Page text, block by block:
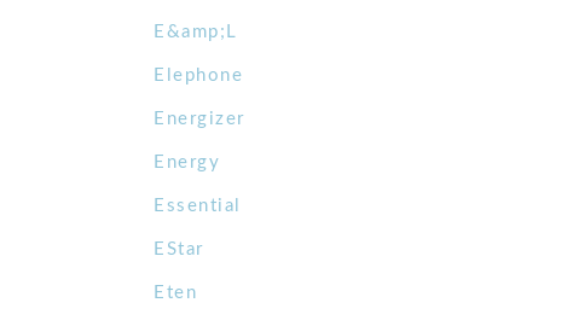
E&amp;L
Elephone
Energizer
Energy
Essential
EStar
Eten